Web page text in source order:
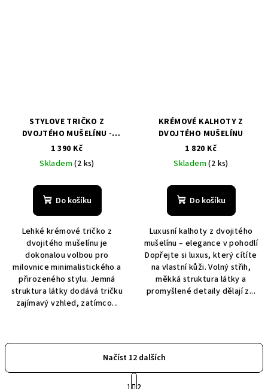
STYLOVE TRIČKO Z
DVOJTÉHO MUŠELÍNU -
KRÉMOVÉ
1 390 Kč
Skladem(2 ks)
Do košíku
Lehké krémové tričko z
dvojitého mušelínu je
dokonalou volbou pro
milovnice minimalistického a
přirozeného stylu. Jemná
struktura látky dodává tričku
zajímavý vzhled, zatímco...
KRÉMOVÉ KALHOTY Z
DVOJTÉHO MUŠELÍNU
1 820 Kč
Skladem(2 ks)
Do košíku
Luxusní kalhoty z dvojitého
mušelínu – elegance v pohodlí
Dopřejte si luxus, který cítíte
na vlastní kůži. Volný střih,
měkká struktura látky a
promyšlené detaily dělají z...
Načíst 12 dalších
S